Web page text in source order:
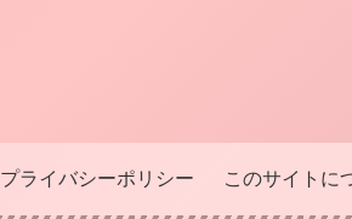
プライバシーポリシー このサイトに